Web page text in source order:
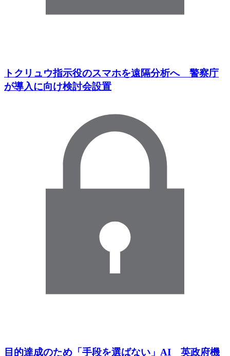
トクリュウ指示役のスマホを遠隔分析へ 警察庁
が導入に向け検討会設置
目的達成のため「手段を選ばない」AI 英政府機